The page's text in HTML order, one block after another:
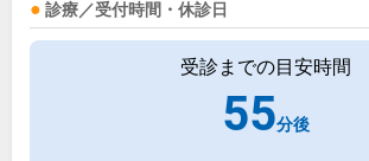
診療／受付時間・休診日
受診までの目安時間
55分後